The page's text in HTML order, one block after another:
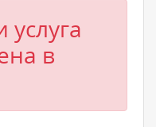
услуга
в